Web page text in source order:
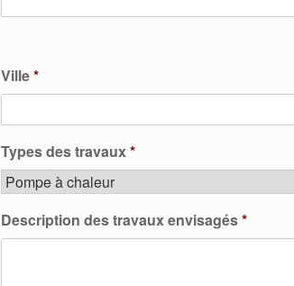
Ville*
Types des travaux*
Description des travaux envisagés*